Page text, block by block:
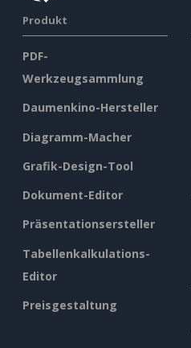
Produkt
PDF-
Werkzeugsammlung
Daumenkino-Hersteller
Diagramm-Macher
Grafik-Design-Tool
Dokument-Editor
Präsentationsersteller
Tabellenkalkulations-
Editor
Preisgestaltung